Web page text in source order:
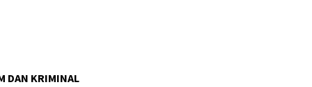
DAN KRIMINAL